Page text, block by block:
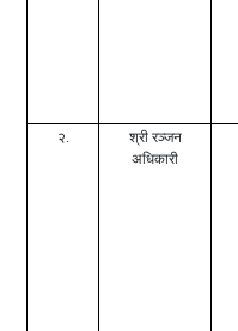
२.
श्री रञ्जन
अधिकारी